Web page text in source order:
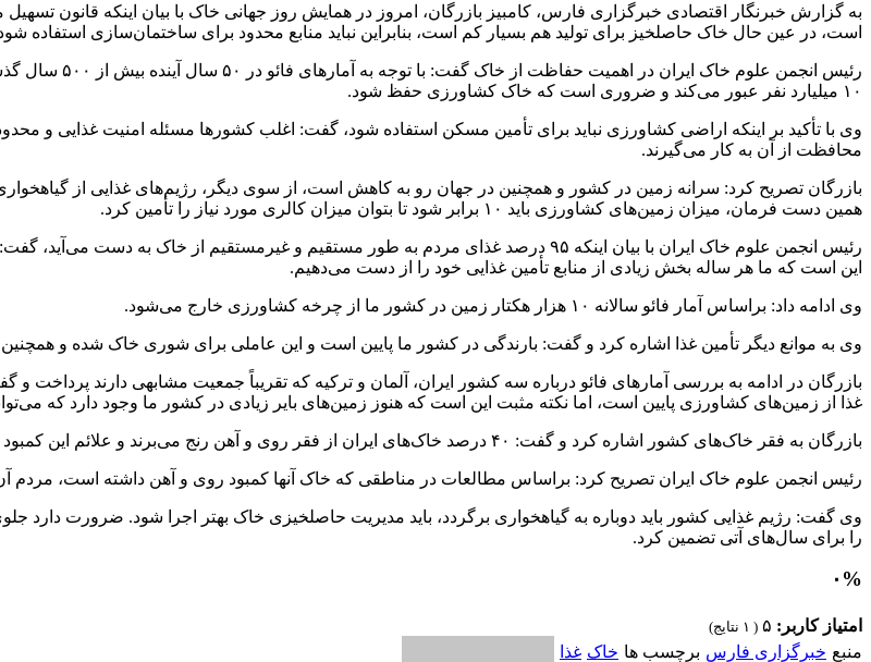
به گزارش خبرنگار اقتصادی خبرگزاری فارس،‌ کامبیز بازرگان، امروز در همایش روز جهانی خاک با بیان اینکه قانون
است، در عین حال خاک حاصلخیز برای تولید هم بسیار کم است، بنابراین نباید منابع محدود برای ساختمان‌سازی استفاده
۱۰ میلیارد نفر عبور می‌کند و ضروری است که خاک کشاورزی حفظ شود.
وی با تأکید بر اینکه اراضی کشاورزی نباید برای تأمین مسکن استفاده شود، گفت: ‌اغلب کشورها مسئله امنیت غذایی و
محافظت از آن به کار می‌گیرند.
بازرگان تصریح کرد: سرانه زمین در کشور و همچنین در جهان رو به کاهش است، از سوی دیگر، رژیم‌های غذایی از
همین دست فرمان، میزان زمین‌های کشاورزی باید ۱۰ برابر شود تا بتوان میزان کالری مورد نیاز را تأمین کرد.
رئیس انجمن علوم خاک ایران با بیان اینکه ۹۵ درصد غذای مردم به طور مستقیم و غیرمستقیم
این است که ما هر ساله بخش زیادی از منابع تأمین غذایی خود را از دست می‌دهیم.
وی ادامه داد: براساس آمار فائو سالانه ۱۰ هزار هکتار زمین در کشور ما از چرخه کشاورزی خارج می‌شود.
وی به موانع دیگر تأمین غذا اشاره کرد و گفت: بارندگی در کشور ما پایین است و این عاملی برای شوری خاک شده و
بازرگان در ادامه به بررسی آمارهای فائو درباره سه کشور ایران، آلمان و ترکیه که تقریباً جمعیت مشابهی دارند پرداخت
غذا از زمین‌های کشاورزی پایین است، اما نکته مثبت این است که هنوز زمین‌های بایر زیادی در کشور ما وجود دارد که
بازرگان به فقر خاک‌های کشور اشاره کرد و گفت: ۴۰ درصد خاک‌های ایران از فقر روی و آهن رنج می‌برند و علائم این کمبود در غذای مردم دیده می‌شود.
رئیس انجمن علوم خاک ایران تصریح کرد:‌ براساس مطالعات در مناطقی که خاک آنها کمبود روی و آهن داشته است، مردم
وی گفت: رژیم غذایی کشور باید دوباره به گیاهخواری برگردد، باید مدیریت حاصلخیزی خاک بهتر اجرا شود. ضرورت دارد
را برای سال‌های آتی تضمین کرد.
۰ %
امتیاز کاربر: ۵ ( ۱ نتایج)
منبع خبرگزاری فارس برچسب ها خاک غذا